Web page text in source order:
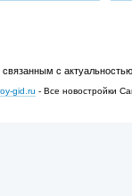
с
gid.ru - Все новостройки